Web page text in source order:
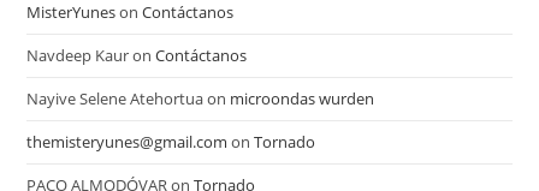
MisterYunesonContáctanos
Navdeep KauronContáctanos
Nayive Selene Atehortuaon microondas wurden
themisteryunes@gmail.com onTornado
PACO ALMODÓVARonTornado